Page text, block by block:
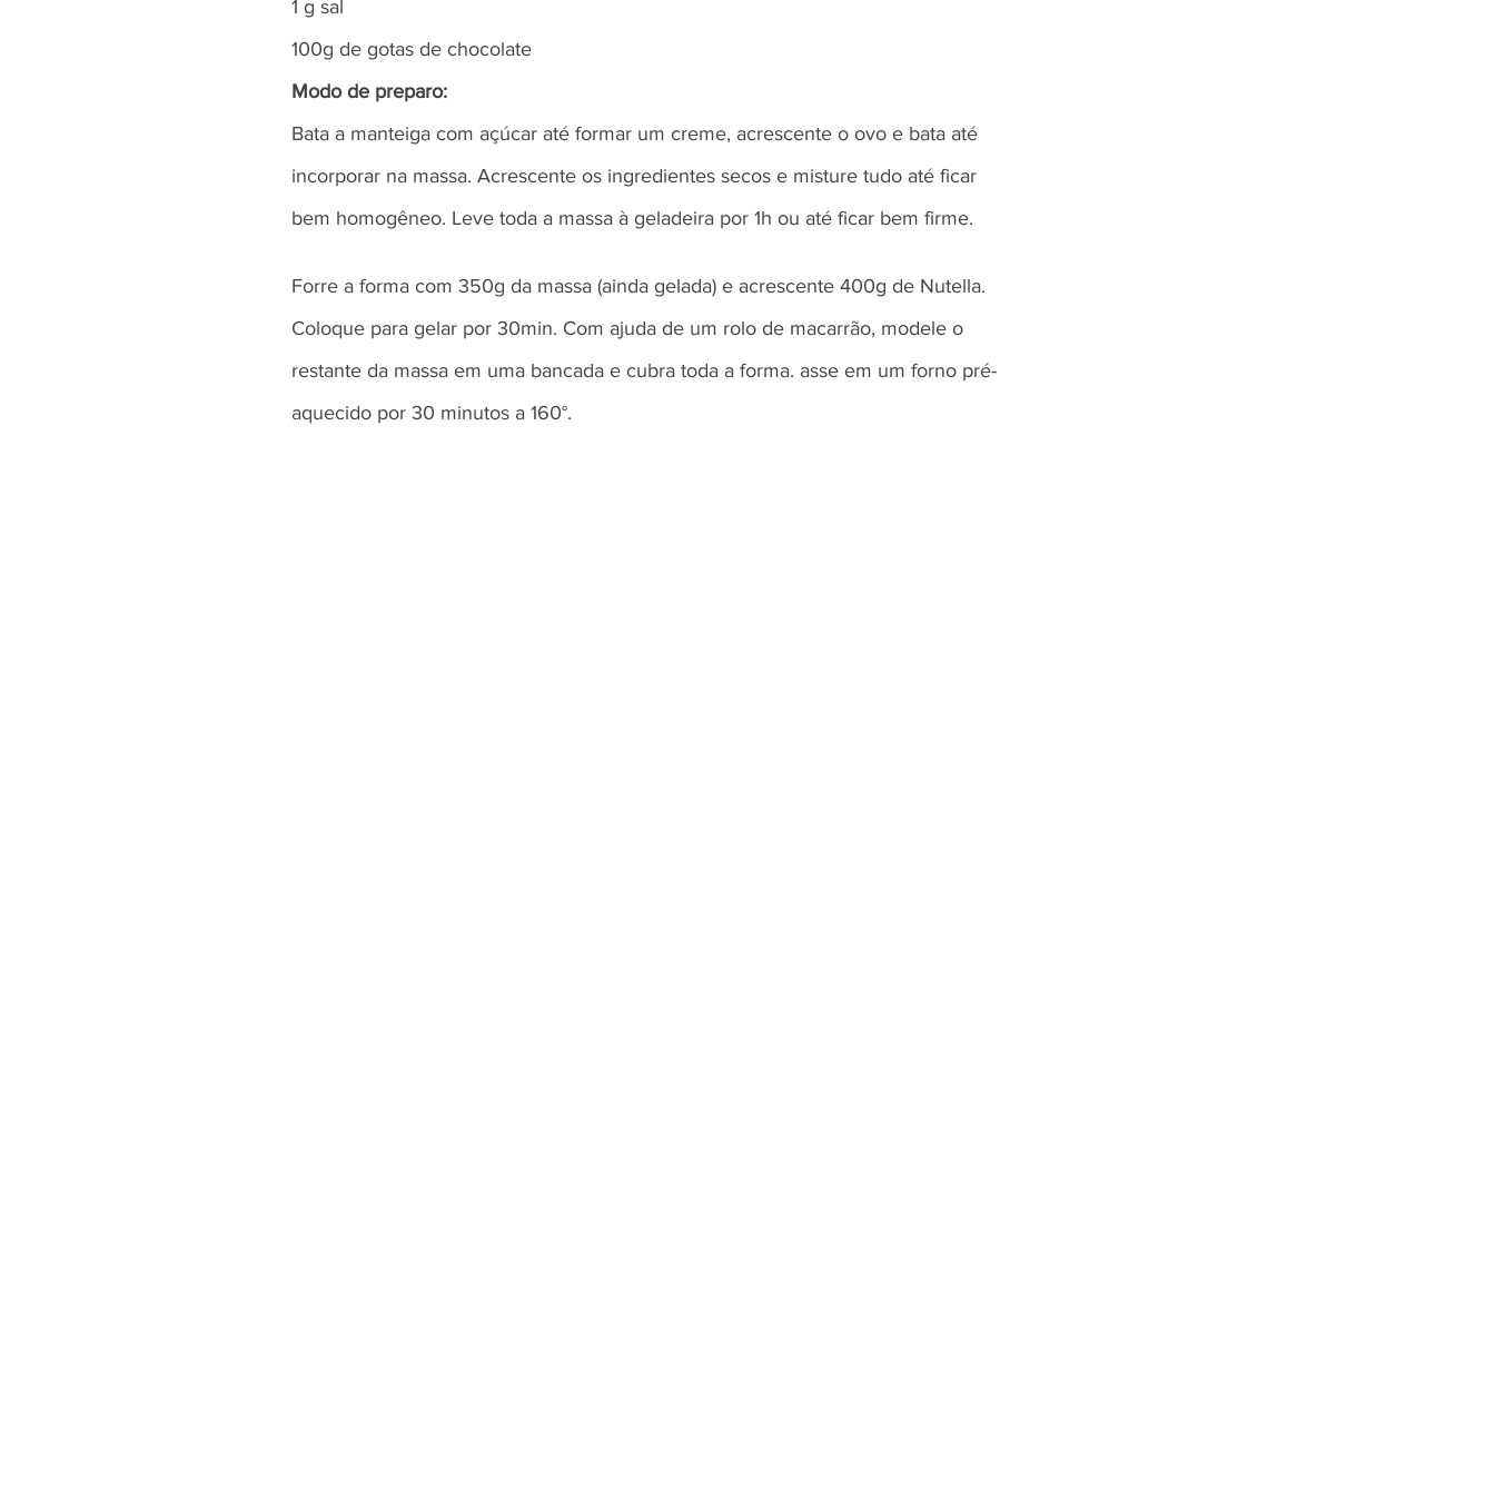
1 g sal
100g de gotas de chocolate
Modo de preparo:
Bata a manteiga com açúcar até formar um creme, acrescente o ovo e bata até
incorporar na massa. Acrescente os ingredientes secos e misture tudo até ficar
bem homogêneo. Leve toda a massa à geladeira por 1h ou até ficar bem firme.
Forre a forma com 350g da massa (ainda gelada) e acrescente 400g de Nutella.
Coloque para gelar por 30min. Com ajuda de um rolo de macarrão, modele o
restante da massa em uma bancada e cubra toda a forma. asse em um forno pré-
aquecido por 30 minutos a 160°.